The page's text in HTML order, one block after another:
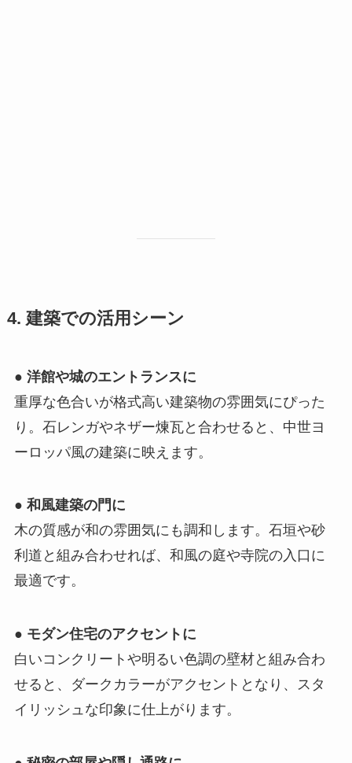
4. 建築での活用シーン
● 洋館や城のエントランスに
重厚な色合いが格式高い建築物の雰囲気にぴった
り。石レンガやネザー煉瓦と合わせると、中世ヨ
ーロッパ風の建築に映えます。
● 和風建築の門に
木の質感が和の雰囲気にも調和します。石垣や砂
利道と組み合わせれば、和風の庭や寺院の入口に
最適です。
● モダン住宅のアクセントに
白いコンクリートや明るい色調の壁材と組み合わ
せると、ダークカラーがアクセントとなり、スタ
イリッシュな印象に仕上がります。